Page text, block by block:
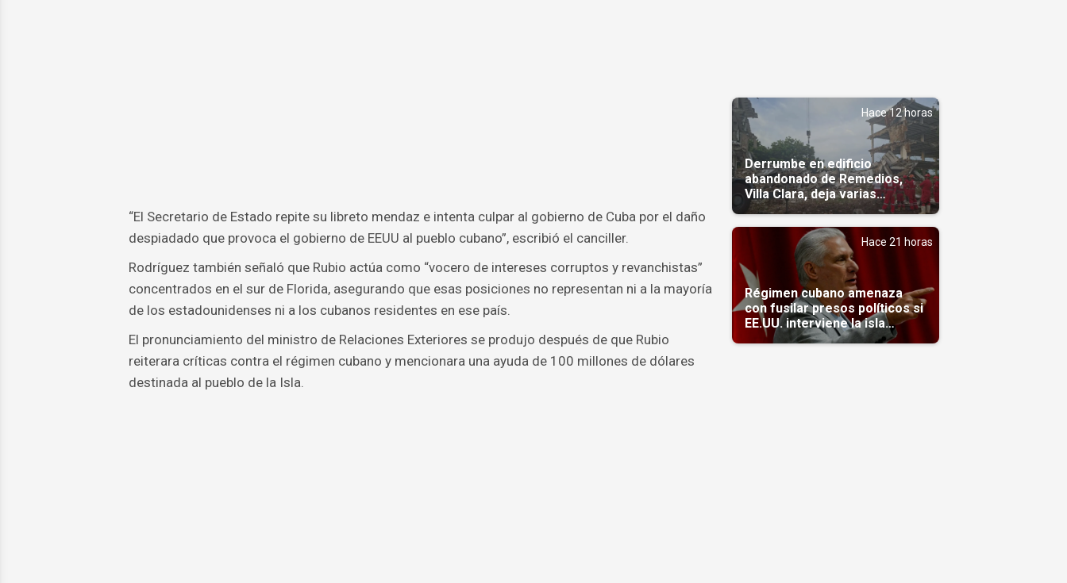
“El Secretario de Estado repite su libreto mendaz e intenta culpar al gobierno de Cuba por el daño
despiadado que provoca el gobierno de EEUU al pueblo cubano”, escribió el canciller.
Rodríguez también señaló que Rubio actúa como “vocero de intereses corruptos y revanchistas”
concentrados en el sur de Florida, asegurando que esas posiciones no representan ni a la mayoría
de los estadounidenses ni a los cubanos residentes en ese país.
El pronunciamiento del ministro de Relaciones Exteriores se produjo después de que Rubio
reiterara críticas contra el régimen cubano y mencionara una ayuda de 100 millones de dólares
destinada al pueblo de la Isla.
Hace 12 horas
Derrumbe en edificio
abandonado de Remedios,
Villa Clara, deja varias
personas atrapadas
Hace 21 horas
Régimen cubano amenaza
con fusilar presos políticos si
EE.UU. interviene la isla
(Video)